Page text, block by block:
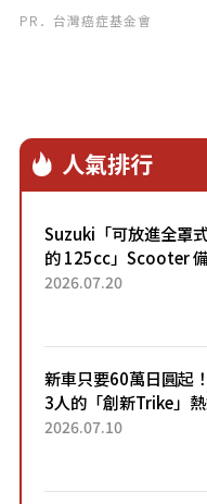
PR．台灣癌症基金會
人氣排行
Suzuki「可放進全罩
的 125cc」Scooter
目！採用全新流線設計
2026.07.20
新車只要60萬日圓起
3人的「創新Trike」
成為人氣車款！「養車
2026.07.10